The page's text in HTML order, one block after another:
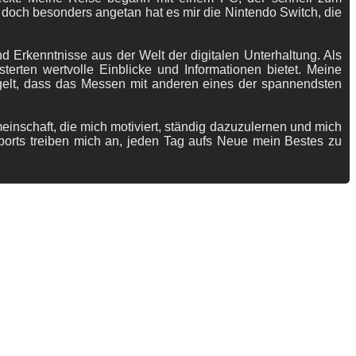
besonders angetan hat es mir die Nintendo Switch, die
Erkenntnisse aus der Welt der digitalen Unterhaltung. Als
wertvolle Einblicke und Informationen bietet. Meine
dass das Messen mit anderen eines der spannendsten
die mich motiviert, ständig dazuzulernen und mich
treiben mich an, jeden Tag aufs Neue mein Bestes zu